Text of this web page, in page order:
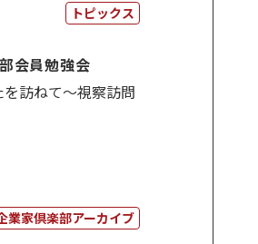
トピックス
会員勉強会
訪ねて～視察訪問
業家倶楽部アーカイブ